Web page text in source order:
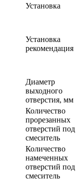
Установка
Установка
рекомендация
Диаметр
выходного
отверстия, мм
Количество
прорезанных
отверстий под
смеситель
Количество
намеченных
отверстий под
смеситель